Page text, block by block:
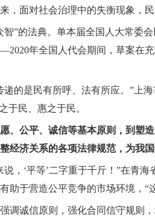
，面对社会治理中的失衡现象，
智”的法典。单本届全国人大常委
年全国人代会期间，草案在
递的是民有所呼、法有所应。”上
于民、惠之于民。
、公平、诚信等基本原则，到
经济关系的各项法律规范，为我
说，‘平等’二字重于千斤！”在青
助于营造公平竞争的市场环境，“
调诚信原则，强化合同信守规则